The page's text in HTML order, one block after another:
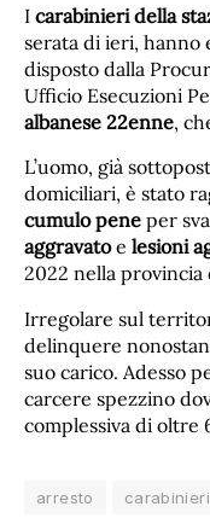
I carabinieri della
serata di ieri, hanno
disposto dalla
Ufficio Esecuzioni
albanese 22enne,
L’uomo, già
domiciliari, è stato
cumulo pene per
aggravatoe lesioni
2022 nella provincia
Irregolare sul
delinquere
suo carico. Adesso
carcere spezzino
complessiva di oltre
arresto carabinieri